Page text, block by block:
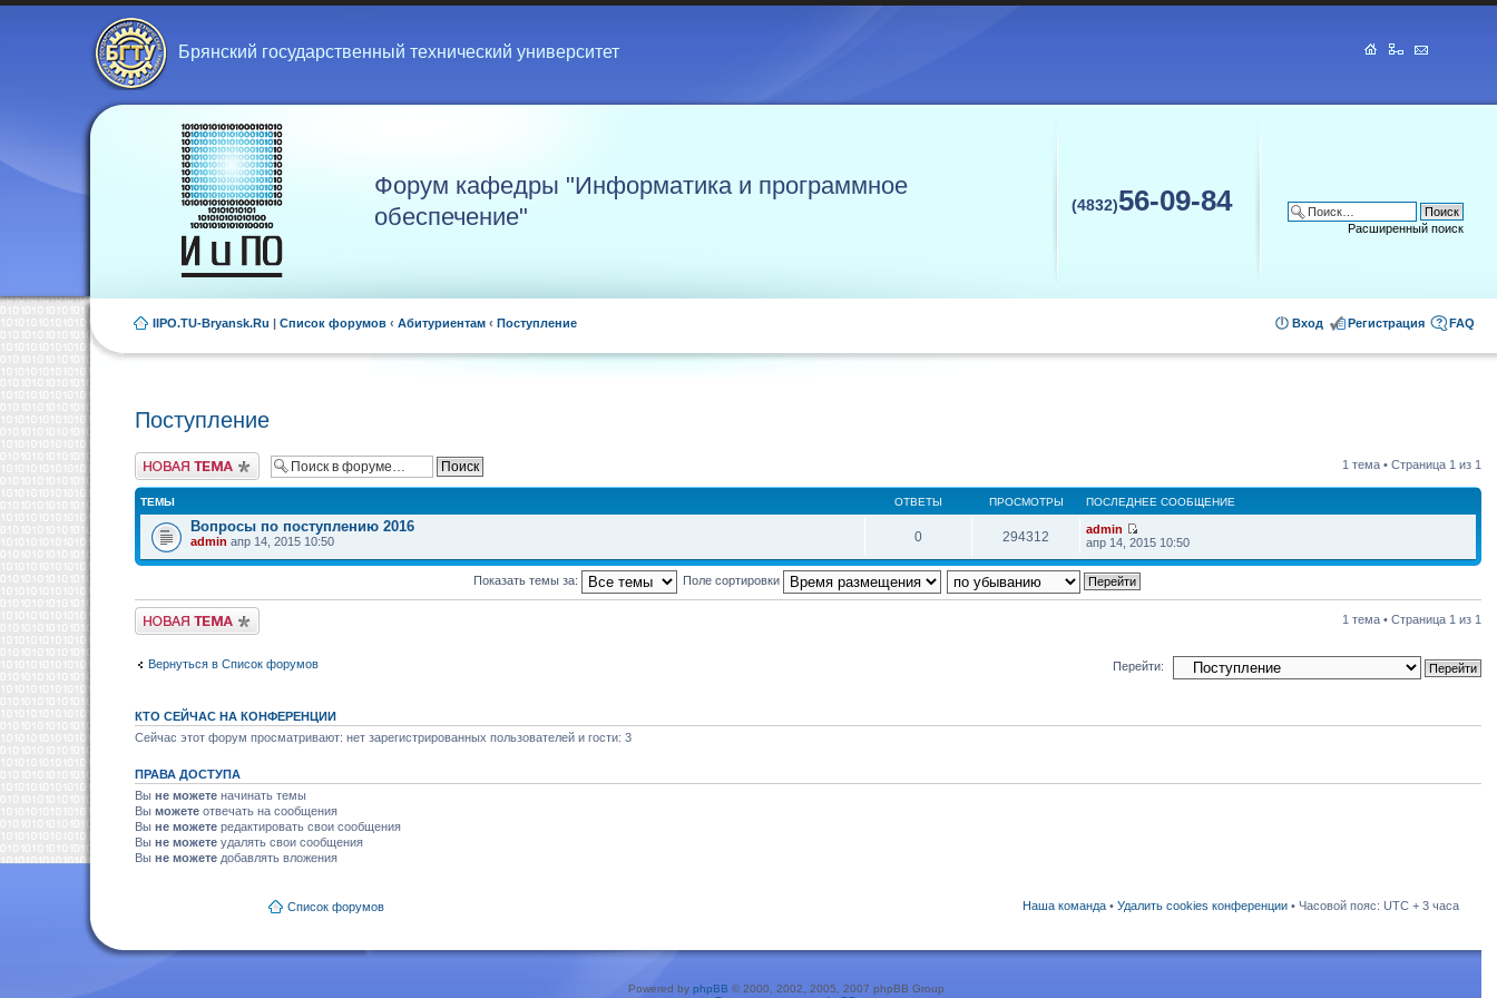
Брянский государственный технический университет
Форум кафедры "Информатика и программное
обеспечение"
(4832)56-09-84
Расширенный поиск
IIPO.TU-Bryansk.Ru | Список форумов ‹ Абитуриентам ‹ Поступление FAQ
Регистрация
Вход
Поступление
Новая тема 1 тема • Страница 1 из 1
ТЕМЫ ОТВЕТЫ ПРОСМОТРЫ ПОСЛЕДНЕЕ СООБЩЕНИЕ
Вопросы по поступлению 2016
admin апр 14, 2015 10:50 0 294312
admin
апр 14, 2015 10:50
Показать темы за: Поле сортировки
Новая тема 1 тема • Страница 1 из 1
Вернуться в Список форумов Перейти:
КТО СЕЙЧАС НА КОНФЕРЕНЦИИ
Сейчас этот форум просматривают: нет зарегистрированных пользователей и гости: 3
ПРАВА ДОСТУПА
Вы не можете начинать темы
Вы можете отвечать на сообщения
Вы не можете редактировать свои сообщения
Вы не можете удалять свои сообщения
Вы не можете добавлять вложения
Список форумов Наша команда • Удалить cookies конференции • Часовой пояс: UTC + 3 часа
Powered by phpBB © 2000, 2002, 2005, 2007 phpBB Group